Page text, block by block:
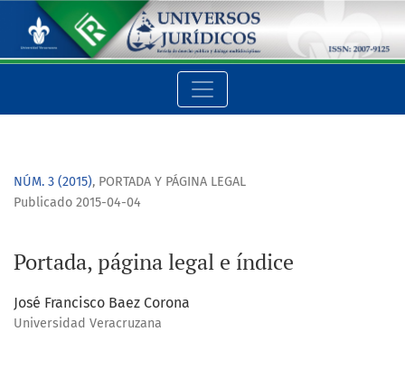
Portada, página legal e índice
NÚM. 3 (2015), PORTADA Y PÁGINA LEGAL
Portada, página legal e índice
Publicado 2015-04-04
José Francisco Baez Corona
Universidad Veracruzana